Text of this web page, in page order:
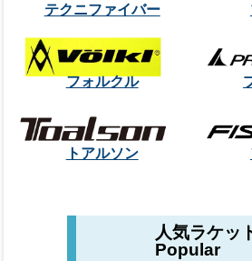
テクニファイバー
フォルクル
トアルソン
人気ラケッ
Popular